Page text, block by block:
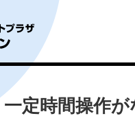
一定時間操作